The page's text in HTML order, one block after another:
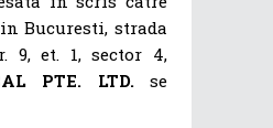
Bucuresti, strada
9, et. 1, sector 4,
PTE. LTD. se